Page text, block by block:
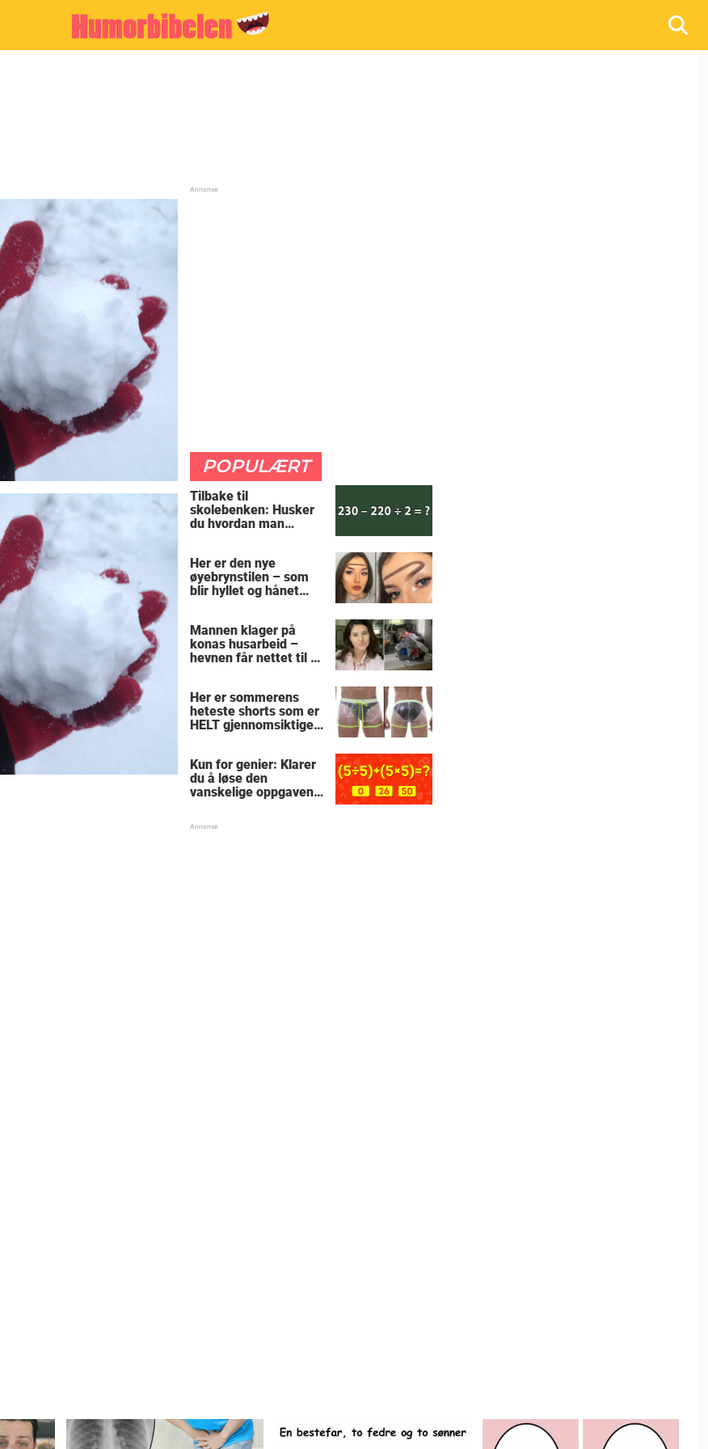
POPULÆRT
Tilbake til
skolebenken: Husker
du hvordan man
Her er den nye
øyebrynstilen – som
blir hyllet og hånet
Mannen klager på
konas husarbeid –
hevnen får nettet til å
Her er sommerens
heteste shorts som er
HELT gjennomsiktige
Kun for genier: Klarer
du å løse den
vanskelige oppgaven